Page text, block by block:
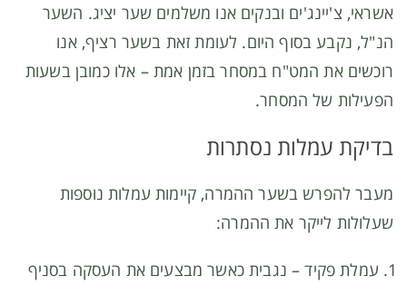
אשראי, צ'יינג'ים ובנקים אנו משלמים שער יציג. השער
הנ"ל, נקבע בסוף היום. לעומת זאת בשער רציף, אנו
רוכשים את המט"ח במסחר בזמן אמת – אלו כמובן בשעות
הפעילות של המסחר.
בדיקת עמלות נסתרות
מעבר להפרש בשער ההמרה, קיימות עמלות נוספות
שעלולות לייקר את ההמרה:
עמלת פקיד – נגבית כאשר מבצעים את העסקה בסניף